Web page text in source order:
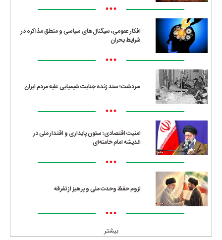
•••
افکار عمومی، سیگنال‌های سیاسی و منطق مذاکره در
شرایط بحران
•••
سردشت؛ سند زنده جنایت شیمیایی علیه مردم ایران
•••
امنیت اقتصادی؛ ستون پایداری و اقتدار ملی در
اندیشه امام خامنه‌ای
•••
لزوم حفظ وحدت ملی و پرهیز از تفرقه
•••
بیشتر